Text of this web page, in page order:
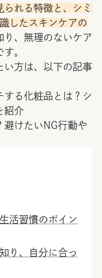
れる特徴と、シミ
したスキンケアの
り、無理のないケア
。
い方は、以下の記事
する化粧品とは？シ
紹介
避けたいNG行動や
活習慣のポイン
り、自分に合っ